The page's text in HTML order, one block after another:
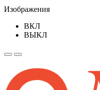
Изображения
ВКЛ
ВЫКЛ